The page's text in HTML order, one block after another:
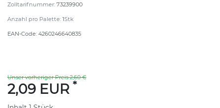
Zolltarifnummer: 73239900
Anzahl pro Palette: 1Stk
EAN-Code: 4260246640835
Unser vorheriger Preis 2,60 €
2,09 EUR *